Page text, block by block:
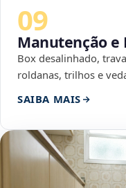
09
Manutenção e
Box desalinhado,
roldanas, trilhos e
SAIBA MAIS